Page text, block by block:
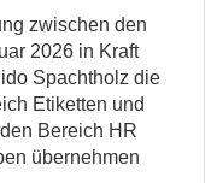
zwischen den
2026 in Kraft
Spachtholz die
Etiketten und
Bereich HR
übernehmen